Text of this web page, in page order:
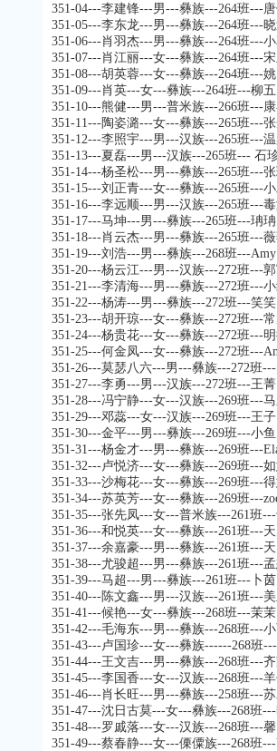
351-04---李建锋---男---彝族---264班---
351-05---李东龙---男---彝族---264班---
351-06---肖羽杰---男---彝族---264班---
351-07---肖江丽---女---彝族---264班---
351-08---胡英蓉---女---彝族---264班---
351-09---肖英---女---彝族---264班---柳
351-10---熊健---男---普米族---266班---
351-11---陶姿潞---女---彝族---265班---
351-12---李照宇---男---汉族---265班---
351-13---夏磊---男---汉族---265班--- 石
351-14---杨圣松---男---彝族---265班---
351-15---刘正青---女---彝族---265班---
351-16---李远顺---男---汉族---265班---
351-17---马坤---男---彝族---265班---珃珃
351-18---肖云杰---男---彝族---265班---
351-19---刘浩---男---彝族---268班---Amy
351-20---杨云江---男---汉族---272班---
351-21---李清海---男---彝族---272班---
351-22---杨涛---男---彝族---272班---笑笑
351-23---胡开琼---女---彝族---272班---
351-24---杨贵花---女---彝族---272班---
351-25---何金凤---女---彝族---272班---
351-26---莫瑟八六---男---彝族---272班
351-27---李勇---男---汉族---272班---王菁
351-28---冯宁静---女---汉族---269班---
351-29---邓蕊---女---汉族---269班---王子
351-30---金平---男---彝族---269班---小
351-31---杨金才---男---彝族---269班---
351-32---卢悦济---女---彝族---269班---
351-33---沙梅花---女---彝族---269班---
351-34---苏英芳---女---彝族---269班---
351-35---张先凤---女---普米族---261班
351-36---和悦英---女---彝族---261班---
351-37---余嘉豪---男---彝族---261班---
351-38---尤骏超---男---彝族---261班---
351-39---马超---男---彝族---261班---卜
351-40---陈文鑫---男---汉族---261班---
351-41---候艳---女---彝族---268班---茉茉
351-42---毛海东---男---彝族---268班---
351-43---卢国珍---女---彝族------268班
351-44---王文吉---男---彝族---268班---
351-45---李国香---女---汉族---268班---
351-46---肖长旺---男---彝族---258班---
351-47---沈日古莫---女---彝族---268班
351-48---罗戚落---女---汉族---268班---馨
351-49---蔡春静---女---傈僳族---268班---